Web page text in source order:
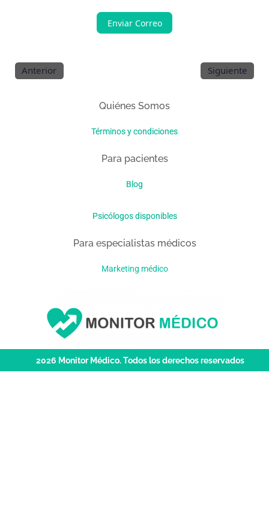
Enviar Correo
Anterior Siguiente
Quiénes Somos
Términos y condiciones
Para pacientes
Blog
Psicólogos disponibles
Para especialistas médicos
Marketing médico
2026 Monitor Médico. Todos los derechos reservados